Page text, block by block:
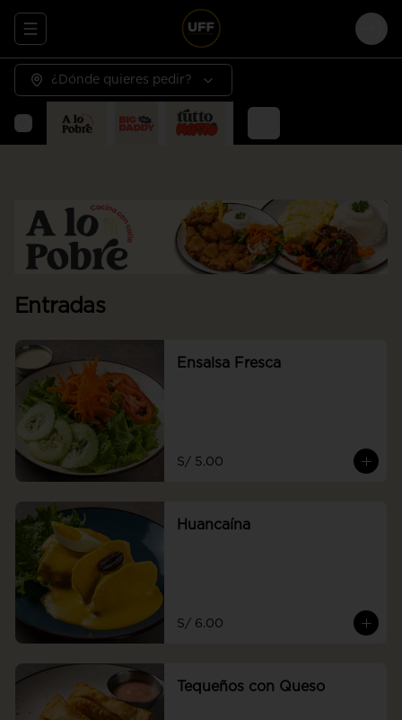
Abrir menu de navegación
¿Dónde quieres pedir?
Entradas
Ensalsa Fresca
S/ 5.00
Huancaína
S/ 6.00
Tequeños con Queso